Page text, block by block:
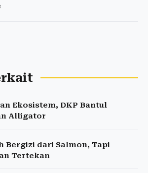
Ekosistem, DKP Bantul
Alligator
Bergizi dari Salmon, Tapi
Tertekan